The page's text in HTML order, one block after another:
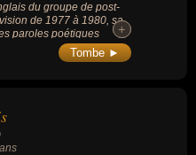
du groupe de post-
de 1977 à 1980, sa
paroles poétiques
scéniques, et sa vie
23 ans) ont largement
+
+
Tombe ►
ans